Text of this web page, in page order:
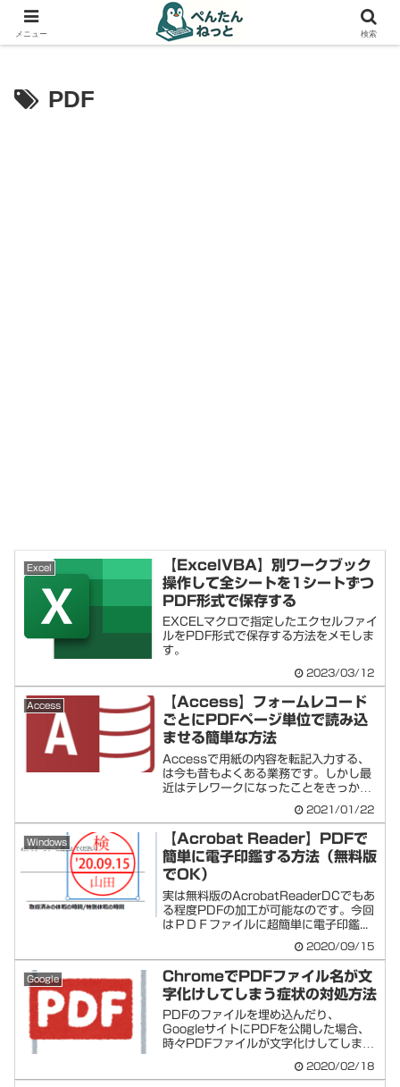
PCやガジェットの備忘録
PDF
Excel
【ExcelVBA】別ワークブック
操作して全シートを1シートずつ
PDF形式で保存する
EXCELマクロで指定したエクセルファイ
ルをPDF形式で保存する方法をメモしま
す。
2023/03/12
Access
【Access】フォームレコード
ごとにPDFページ単位で読み込
ませる簡単な方法
Accessで用紙の内容を転記入力する、
は今も昔もよくある業務です。しかし最
近はテレワークになったことをきっかけ
2021/01/22
Windows
【Acrobat Reader】PDFで
簡単に電子印鑑する方法（無料版
でOK）
実は無料版のAcrobatReaderDCでもあ
る程度PDFの加工が可能なのです。今回
はＰＤＦファイルに超簡単に電子印鑑...
2020/09/15
Google
ChromeでPDFファイル名が文
字化けしてしまう症状の対処方法
PDFのファイルを埋め込んだり、
GoogleサイトにPDFを公開した場合、
時々PDFファイルが文字化けしてしま
2020/02/18
メニュー 検索